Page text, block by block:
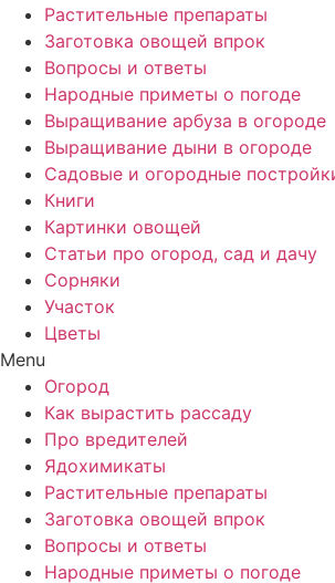
Растительные препараты
Заготовка овощей впрок
Вопросы и ответы
Народные приметы о погоде
Выращивание арбуза в огороде
Выращивание дыни в огороде
Садовые и огородные
Книги
Картинки овощей
Статьи про огород, сад и дачу
Сорняки
Участок
Цветы
Menu
Огород
Как вырастить рассаду
Про вредителей
Ядохимикаты
Растительные препараты
Заготовка овощей впрок
Вопросы и ответы
Народные приметы о погоде